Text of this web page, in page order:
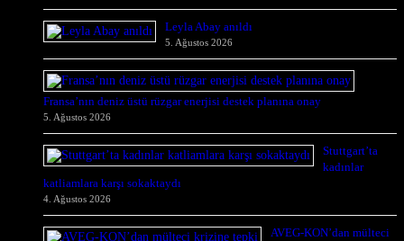
Leyla Abay anıldı
5. Ağustos 2026
Fransa’nın deniz üstü rüzgar enerjisi destek planına onay
5. Ağustos 2026
Stuttgart’ta
kadınlar
katliamlara karşı sokaktaydı
4. Ağustos 2026
AVEG-KON’dan mülteci